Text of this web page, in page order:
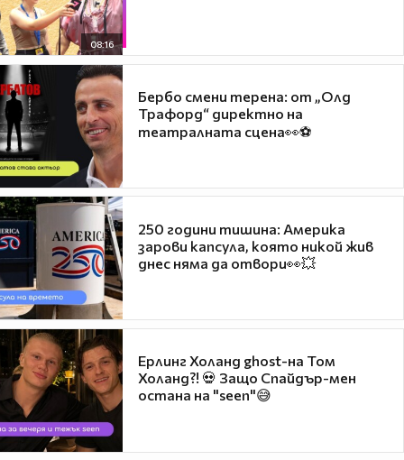
08:16
Бербо смени терена: от „Олд
Трафорд“ директно на
театралната сцена👀⚽
250 години тишина: Америка
зарови капсула, която никой жив
днес няма да отвори👀💥
Ерлинг Холанд ghost-на Том
Холанд?! 💀 Защо Спайдър-мен
остана на "seen"😅